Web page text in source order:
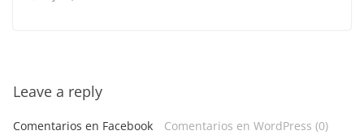
Leave a reply
Comentarios en Facebook Comentarios en WordPress (0)